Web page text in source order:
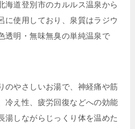
海道登別市のカルルス温泉から
に使用しており、泉質はラジウ
透明・無味無臭の単純温泉で
のやさしいお湯で、神経痛や筋
冷え性、疲労回復などへの効能
湯しながらじっくり体を温めた